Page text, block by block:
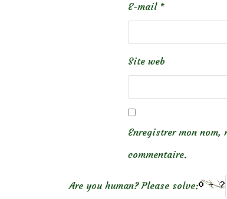
E-mail *
Site web
Enregistrer mon
commentaire.
Are you human? Please solve: